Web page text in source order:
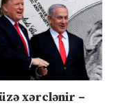
xərclənir –